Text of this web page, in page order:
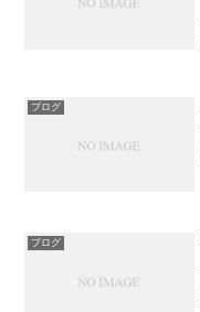
ブログ
ブログ